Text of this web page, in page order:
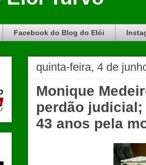
Facebook do Blog do Elói
quinta-feira, 4 de
Monique
perdão judicial;
43 anos pela